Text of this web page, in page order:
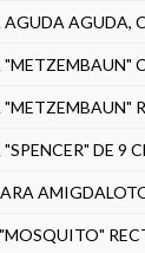
AGUDA AGUDA,
"METZEMBAUN"
"METZEMBAUN"
"SPENCER" DE 9